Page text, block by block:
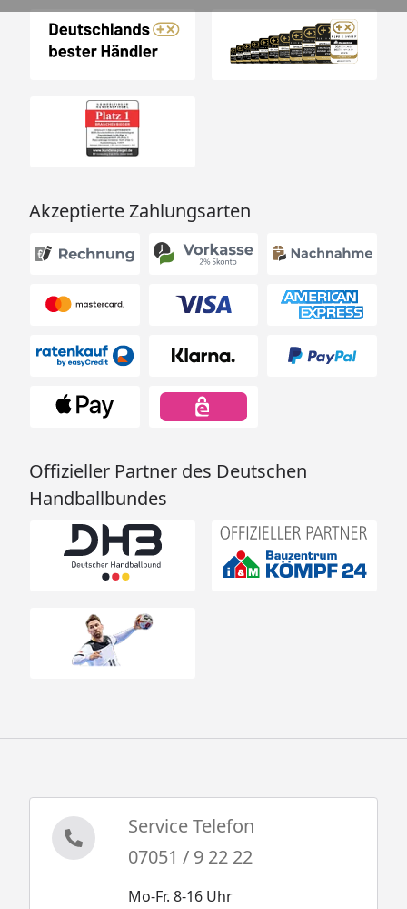
Akzeptierte Zahlungsarten
Offizieller Partner des Deutschen
Handballbundes
Service Telefon
07051 / 9 22 22
Mo-Fr. 8-16 Uhr